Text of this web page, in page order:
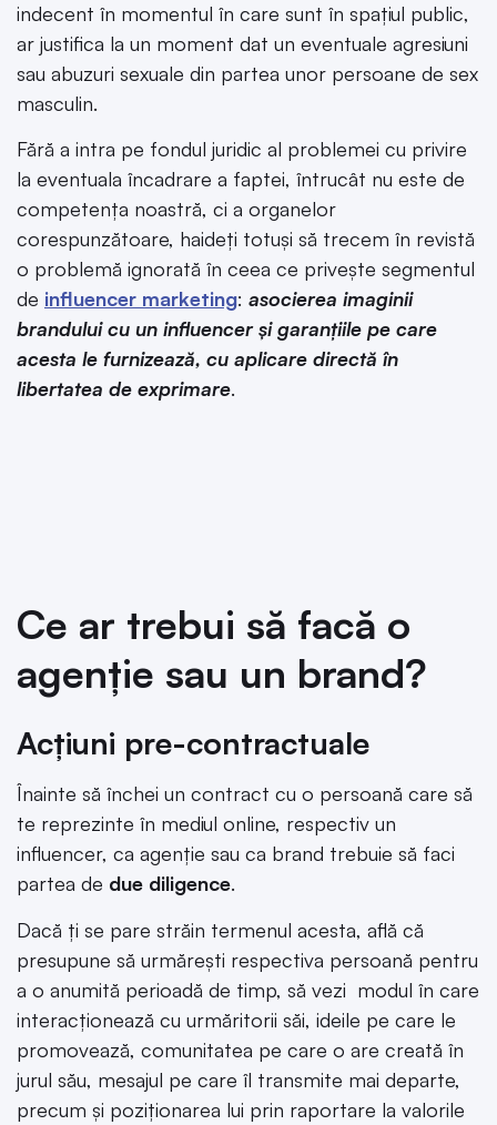
indecent în momentul în care sunt în spațiul public,
ar justifica la un moment dat un eventuale agresiuni
sau abuzuri sexuale din partea unor persoane de sex
masculin.
Fără a intra pe fondul juridic al problemei cu privire
la eventuala încadrare a faptei, întrucât nu este de
competența noastră, ci a organelor
corespunzătoare, haideți totuși să trecem în revistă
o problemă ignorată în ceea ce privește segmentul
de influencer marketing: asocierea imaginii
brandului cu un influencer și garanțiile pe care
acesta le furnizează, cu aplicare directă în
libertatea de exprimare.
Ce ar trebui să facă o
agenție sau un brand?
Acțiuni pre-contractuale
Înainte să închei un contract cu o persoană care să
te reprezinte în mediul online, respectiv un
influencer, ca agenție sau ca brand trebuie să faci
partea de due diligence.
Dacă ți se pare străin termenul acesta, află că
presupune să urmărești respectiva persoană pentru
a o anumită perioadă de timp, să vezi modul în care
interacționează cu urmăritorii săi, ideile pe care le
promovează, comunitatea pe care o are creată în
jurul său, mesajul pe care îl transmite mai departe,
precum și poziționarea lui prin raportare la valorile